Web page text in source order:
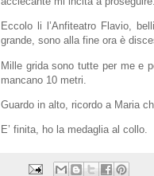
Eccolo li l’Anfiteatro Flavio,
grande, sono alla fine ora è
Mille grida sono tutte per me e
mancano 10 metri.
Guardo in alto, ricordo a Maria
E’ finita, ho la medaglia al collo.